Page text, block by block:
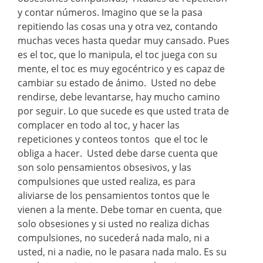
y contar números. Imagino que se la pasa
repitiendo las cosas una y otra vez, contando
muchas veces hasta quedar muy cansado. Pues
es el toc, que lo manipula, el toc juega con su
mente, el toc es muy egocéntrico y es capaz de
cambiar su estado de ánimo. Usted no debe
rendirse, debe levantarse, hay mucho camino
por seguir. Lo que sucede es que usted trata de
complacer en todo al toc, y hacer las
repeticiones y conteos tontos que el toc le
obliga a hacer. Usted debe darse cuenta que
son solo pensamientos obsesivos, y las
compulsiones que usted realiza, es para
aliviarse de los pensamientos tontos que le
vienen a la mente. Debe tomar en cuenta, que
solo obsesiones y si usted no realiza dichas
compulsiones, no sucederá nada malo, ni a
usted, ni a nadie, no le pasara nada malo. Es su